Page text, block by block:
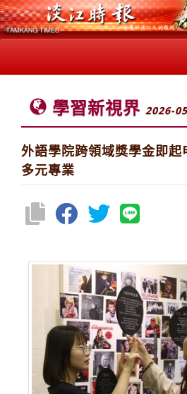
學習新視界 2026-
外語學院跨領域獎學金即
多元專業